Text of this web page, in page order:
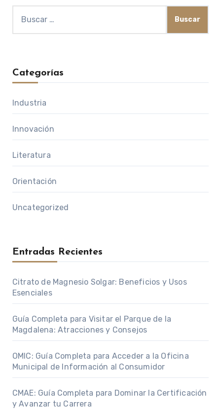
Categorías
Industria
Innovación
Literatura
Orientación
Uncategorized
Entradas Recientes
Citrato de Magnesio Solgar: Beneficios y Usos
Esenciales
Guía Completa para Visitar el Parque de la
Magdalena: Atracciones y Consejos
OMIC: Guía Completa para Acceder a la Oficina
Municipal de Información al Consumidor
CMAE: Guía Completa para Dominar la Certificación
y Avanzar tu Carrera